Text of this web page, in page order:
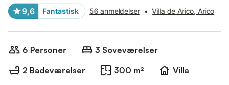
9,6 Fantastisk 56 anmeldelser • Villa de Arico, Arico
6 Personer
3 Soveværelser
2 Badeværelser
300 m²
Villa